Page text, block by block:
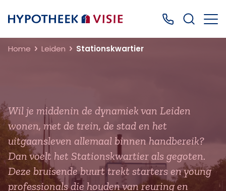
Terug naar home Bel ons: 0499
Home Leiden Stationskwartier
Wil je middenin de dynamiek van Leiden
wonen, met de trein, de stad en het
uitgaansleven allemaal binnen handbereik?
Dan voelt het Stationskwartier als gegoten.
Deze bruisende buurt trekt starters en young
professionals die houden van reuring en